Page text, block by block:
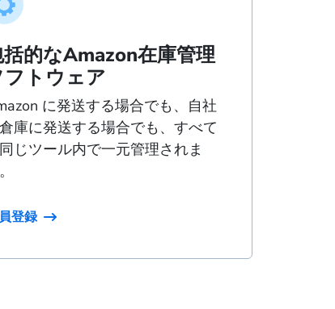
的なAmazon在庫管理
フトウェア
に発送する場合でも、自社
庫に発送する場合でも、すべて
じツール内で一元管理されま
登録